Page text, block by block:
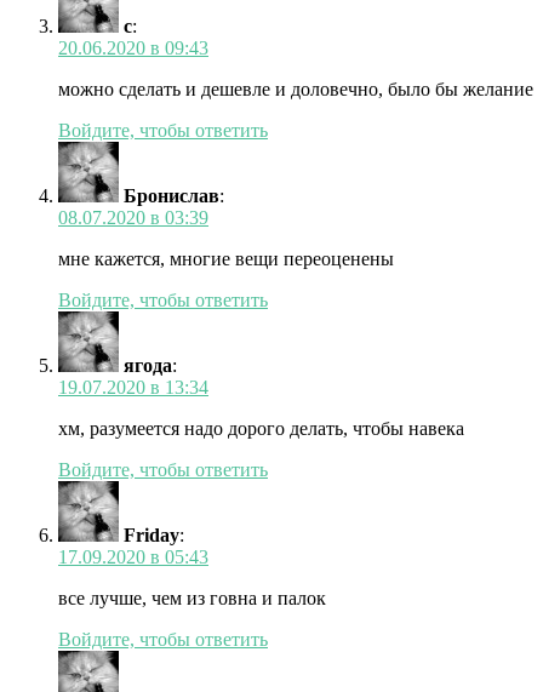
с:
20.06.2020 в 09:43
можно сделать и дешевле и доловечно, было бы желание
Войдите, чтобы ответить
Бронислав:
08.07.2020 в 03:39
мне кажется, многие вещи переоценены
Войдите, чтобы ответить
ягода:
19.07.2020 в 13:34
хм, разумеется надо дорого делать, чтобы навека
Войдите, чтобы ответить
Friday:
17.09.2020 в 05:43
все лучше, чем из говна и палок
Войдите, чтобы ответить